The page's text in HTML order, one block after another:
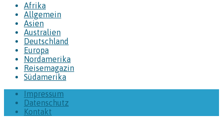
Afrika
Allgemein
Asien
Australien
Deutschland
Europa
Nordamerika
Reisemagazin
Südamerika
Impressum
Datenschutz
Kontakt